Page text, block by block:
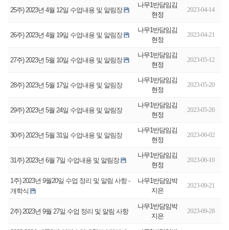
25주) 2023년 4월 12일 수업내용 및 알림장
나무1반담임김
현정
2023-04-14
26주) 2023년 4월 19일 수업내용 및 알림장
나무1반담임김
현정
2023-04-21
27주) 2023년 5월 10일 수업내용 및 알림장
나무1반담임김
현정
2023-05-12
28주) 2023년 5월 17일 수업내용 및 알림장
나무1반담임김
현정
2023-05-20
29주) 2023년 5월 24일 수업내용 및 알림장
나무1반담임김
현정
2023-05-26
30주) 2023년 5월 31일 수업내용 및 알림장
나무1반담임김
현정
2023-06-02
31주) 2023년 6월 7일 수업내용 및 알림장
나무1반담임김
현정
2023-06-10
1주) 2023년 9월20일 수업 정리 및 알림 사항 -
개학식
나무1반담임박
지은
2023-09-21
2주) 2023년 9월 27일 수업 정리 및 알림 사항
나무1반담임박
지은
2023-09-28